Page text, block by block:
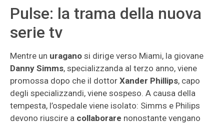
Pulse: la trama della nuova
serie tv
Mentre un uragano si dirige verso Miami, la giovane
Danny Simms, specializzanda al terzo anno, viene
promossa dopo che il dottor Xander Phillips, capo
degli specializzandi, viene sospeso. A causa della
tempesta, l’ospedale viene isolato: Simms e Philips
devono riuscire a collaborare nonostante vengano